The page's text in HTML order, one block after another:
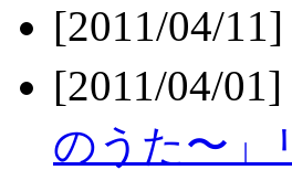
[2011/04/
[2011/04/
のうた〜」